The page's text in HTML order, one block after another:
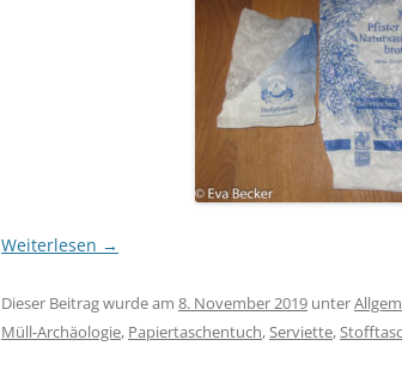
Weiterlesen →
Dieser Beitrag wurde am 8. November 2019 unter
Müll-Archäologie, Papiertaschentuch,Serviette,